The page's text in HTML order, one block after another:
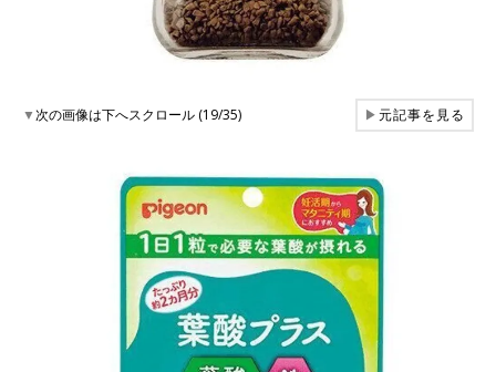
▼次の画像は下へスクロール (19/35) ▶元記事を見る